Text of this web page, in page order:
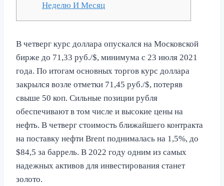
Неделю И Месяц
В четверг курс доллара опускался на Московской
бирже до 71,33 руб./$, минимума с 23 июля 2021
года. По итогам основных торгов курс доллара
закрылся возле отметки 71,45 руб./$, потеряв
свыше 50 коп. Сильные позиции рубля
обеспечивают в том числе и высокие цены на
нефть. В четверг стоимость ближайшего контракта
на поставку нефти Brent поднималась на 1,5%, до
$84,5 за баррель. В 2022 году одним из самых
надежных активов для инвестирования станет
золото.